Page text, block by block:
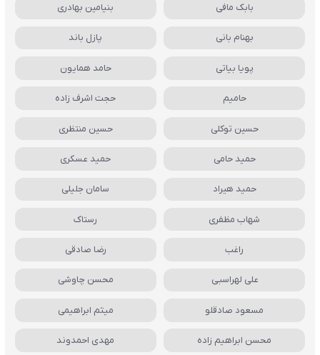
بابک مافی بنیامین بهادری
بهنام بانی پازل باند
پویا بیاتی حامد همایون
حامیم حجت اشرف زاده
حسین توکلی حسین منتظری
حمید حامی حمید عسکری
حمید هیراد سامان جلیلی
شهاب مظفری رستاک
راغب رضا صادقی
علی لهراسبی محسن چاوشی
مسعود صادقلو میثم ابراهیمی
محسن ابراهیم زاده مهدی احمدوند